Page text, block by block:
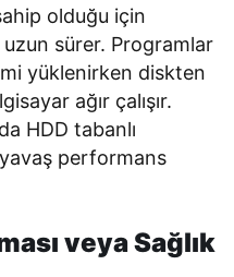
olduğu için
uzun sürer. Programlar
yüklenirken diskten
ağır çalışır.
HDD tabanlı
performans
veya Sağlık